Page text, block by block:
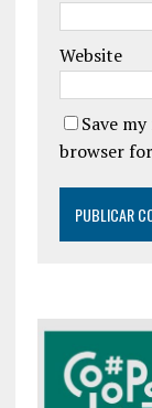
Website
Save
browser